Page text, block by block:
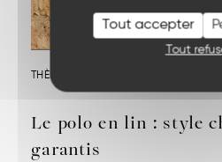
Tout accepter
Tout
THÈME :
Le polo en lin : style
garantis